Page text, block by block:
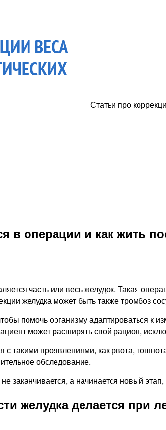
Статьи про
в операции и как жить
часть или весь желудок. Такая
желудка может быть также тромбоз
помочь организму адаптироваться
может расширять свой рацион,
с такими проявлениями, как рвота,
обследование.
заканчивается, а начинается новый
желудка делается при